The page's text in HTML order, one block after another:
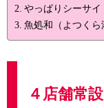
やっぱりシーサイ
魚処和（よつく
４店舗常